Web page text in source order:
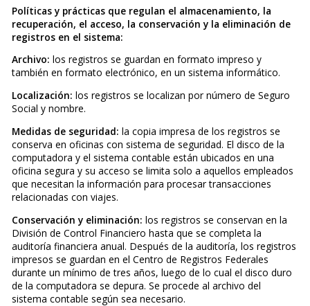
Políticas y prácticas que regulan el almacenamiento, la
recuperación, el acceso, la conservación y la eliminación de
registros en el sistema:
Archivo: los registros se guardan en formato impreso y
también en formato electrónico, en un sistema informático.
Localización: los registros se localizan por número de Seguro
Social y nombre.
Medidas de seguridad: la copia impresa de los registros se
conserva en oficinas con sistema de seguridad. El disco de la
computadora y el sistema contable están ubicados en una
oficina segura y su acceso se limita solo a aquellos empleados
que necesitan la información para procesar transacciones
relacionadas con viajes.
Conservación y eliminación: los registros se conservan en la
División de Control Financiero hasta que se completa la
auditoría financiera anual. Después de la auditoría, los registros
impresos se guardan en el Centro de Registros Federales
durante un mínimo de tres años, luego de lo cual el disco duro
de la computadora se depura. Se procede al archivo del
sistema contable según sea necesario.